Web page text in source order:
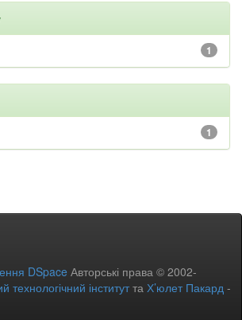
1
1
DSpace Авторські права © 2002-
технологічний інститутта Х’юлет Пакард -